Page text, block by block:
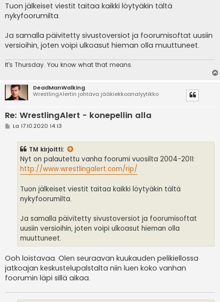
Tuon jälkeiset viestit taitaa kaikki löytyäkin tältä
nykyfoorumilta.
Ja samalla päivitetty sivustoversiot ja foorumisoftat uusiin
versioihin, joten voipi ulkoasut hieman olla muuttuneet.
It's Thursday. You know what that means.
DeadManWalking
WrestlingAlertin johtava jääkiekkoanalyytikko
Re: WrestlingAlert - konepellin alla
VLa 17.10.2020 14:13
TM kirjoitti:
Nyt on palautettu vanha foorumi vuosilta 2004-2011:
http://www.wrestlingalert.com/rip/
Tuon jälkeiset viestit taitaa kaikki löytyäkin tältä
nykyfoorumilta.
Ja samalla päivitetty sivustoversiot ja foorumisoftat
uusiin versioihin, joten voipi ulkoasut hieman olla
muuttuneet.
Ooh loistavaa. Olen seuraavan kuukauden pelikiellossa
jatkoajan keskustelupalstalta niin luen koko vanhan
foorumin läpi sillä aikaa.